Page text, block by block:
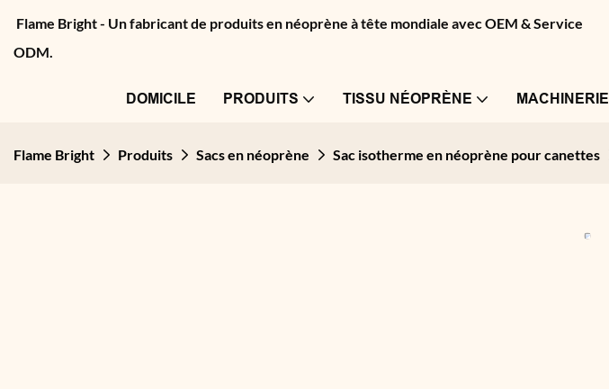
Flame Bright - Un fabricant de produits en néoprène à tête mondiale avec OEM & Service
ODM.
DOMICILE PRODUITS TISSU NÉOPRÈNE MACHINERIE
Flame Bright Produits Sacs en néoprène Sac isotherme en néoprène pour canettes